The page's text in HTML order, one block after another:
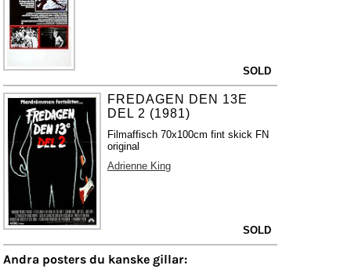
SOLD
FREDAGEN DEN 13E
DEL 2 (1981)
Filmaffisch 70x100cm fint skick FN
original
Adrienne King
SOLD
Andra posters du kanske gillar: